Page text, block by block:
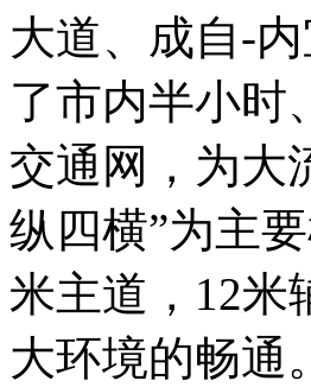
大道、成自-
了市内半小时
交通网，为大
纵四横”为主
米主道，12米
大环境的畅通